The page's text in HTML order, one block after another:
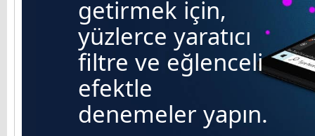
getirmek için,
yüzlerce yaratıcı
filtre ve eğlenceli
efektle
denemeler yapın.